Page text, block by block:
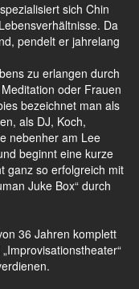
sich Chin
Da
pendelt er jahrelang
zu erlangen durch
oder Frauen
bezeichnet man als
als DJ, Koch,
nebenher am Lee
beginnt eine kurze
ganz so erfolgreich mit
Juke Box“ durch
36 Jahren komplett